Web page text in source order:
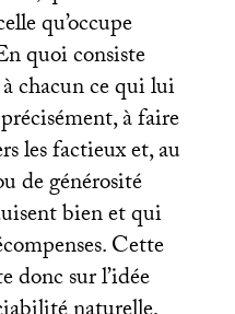
qu’occupe
quoi consiste
chacun ce qui lui
à faire
les factieux et, au
de générosité
bien et qui
Cette
sur l’idée